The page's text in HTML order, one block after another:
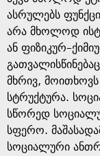
ასრულებს
არა მხოლოდ
ან
მხრივ,
სტრუქტურა.
სწორედ
სფერო.
სოციალური